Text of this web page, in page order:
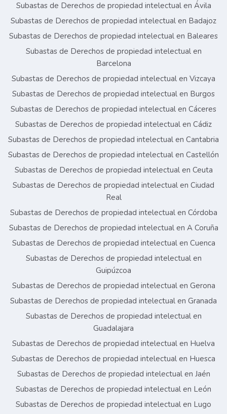
Subastas de Derechos de propiedad intelectual en Ávila
Subastas de Derechos de propiedad intelectual en Badajoz
Subastas de Derechos de propiedad intelectual en Baleares
Subastas de Derechos de propiedad intelectual en
Barcelona
Subastas de Derechos de propiedad intelectual en Vizcaya
Subastas de Derechos de propiedad intelectual en Burgos
Subastas de Derechos de propiedad intelectual en Cáceres
Subastas de Derechos de propiedad intelectual en Cádiz
Subastas de Derechos de propiedad intelectual en Cantabria
Subastas de Derechos de propiedad intelectual en Castellón
Subastas de Derechos de propiedad intelectual en Ceuta
Subastas de Derechos de propiedad intelectual en Ciudad
Real
Subastas de Derechos de propiedad intelectual en Córdoba
Subastas de Derechos de propiedad intelectual en A Coruña
Subastas de Derechos de propiedad intelectual en Cuenca
Subastas de Derechos de propiedad intelectual en
Guipúzcoa
Subastas de Derechos de propiedad intelectual en Gerona
Subastas de Derechos de propiedad intelectual en Granada
Subastas de Derechos de propiedad intelectual en
Guadalajara
Subastas de Derechos de propiedad intelectual en Huelva
Subastas de Derechos de propiedad intelectual en Huesca
Subastas de Derechos de propiedad intelectual en Jaén
Subastas de Derechos de propiedad intelectual en León
Subastas de Derechos de propiedad intelectual en Lugo